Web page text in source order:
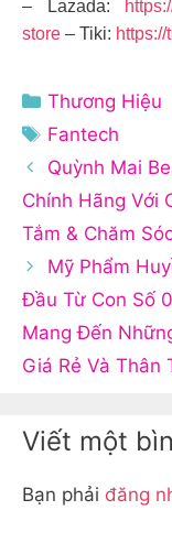
– Lazada:
store – Tiki:
Danh
mục
Thương Hiệu
Thẻ
Fantech
Quỳnh Mai
Chính Hãng Với
Tắm & Chăm
Mỹ Phẩm
Đầu Từ Con Số
Mang Đến
Giá Rẻ Và Thân
Viết một
Bạn phải đăng